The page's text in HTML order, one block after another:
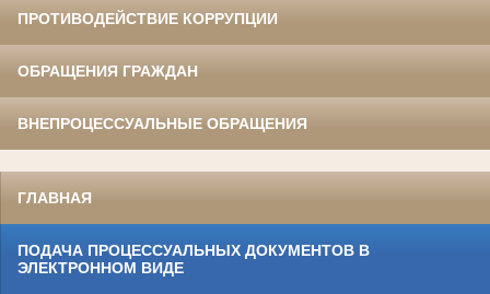
ПРОТИВОДЕЙСТВИЕ КОРРУПЦИИ
ОБРАЩЕНИЯ ГРАЖДАН
ВНЕПРОЦЕССУАЛЬНЫЕ ОБРАЩЕНИЯ
ГЛАВНАЯ
ПОДАЧА ПРОЦЕССУАЛЬНЫХ ДОКУМЕНТОВ В
ЭЛЕКТРОННОМ ВИДЕ